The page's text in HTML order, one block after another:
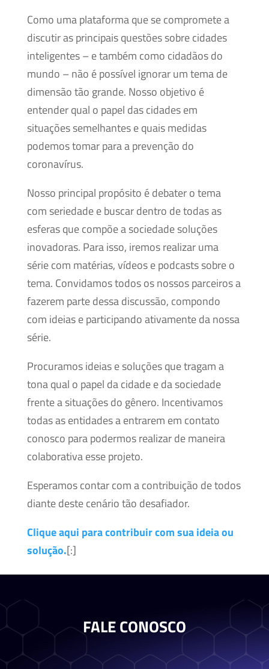
Como uma plataforma que se compromete a
discutir as principais questões sobre cidades
inteligentes – e também como cidadãos do
mundo – não é possível ignorar um tema de
dimensão tão grande. Nosso objetivo é
entender qual o papel das cidades em
situações semelhantes e quais medidas
podemos tomar para a prevenção do
coronavírus.
Nosso principal propósito é debater o tema
com seriedade e buscar dentro de todas as
esferas que compõe a sociedade soluções
inovadoras. Para isso, iremos realizar uma
série com matérias, vídeos e podcasts sobre o
tema. Convidamos todos os nossos parceiros a
fazerem parte dessa discussão, compondo
com ideias e participando ativamente da nossa
série.
Procuramos ideias e soluções que tragam a
tona qual o papel da cidade e da sociedade
frente a situações do gênero. Incentivamos
todas as entidades a entrarem em contato
conosco para podermos realizar de maneira
colaborativa esse projeto.
Esperamos contar com a contribuição de todos
diante deste cenário tão desafiador.
Clique aqui para contribuir com sua ideia ou
solução.[:]
FALE CONOSCO